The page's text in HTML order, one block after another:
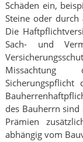
Schäden ein,
Steine oder durch
Die
Sach- und
Missachtung
des Bauherrn
Prämien
abhängig vom